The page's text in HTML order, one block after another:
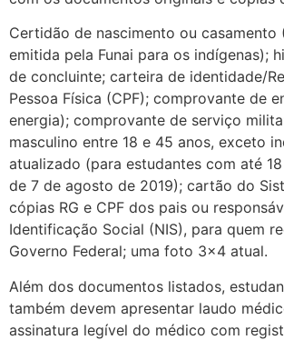
Certidão de nascimento ou
emitida pela Funai para os indígenas);
de concluinte; carteira de identidade/
Pessoa Física (CPF); comprovante de
energia); comprovante de serviço
masculino entre 18 e 45 anos, exceto
atualizado (para estudantes com até
de 7 de agosto de 2019); cartão do
cópias RG e CPF dos pais ou
Identificação Social (NIS), para quem
Governo Federal; uma foto 3×4 atual.
Além dos documentos listados,
também devem apresentar laudo
assinatura legível do médico com